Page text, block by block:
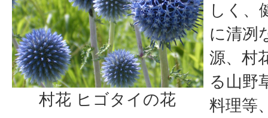
村花 ヒゴタイの花
しく、
に清冽
源、村
る山野
料理等